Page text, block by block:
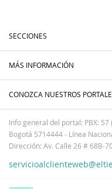
SECCIONES
MÁS INFORMACIÓN
CONOZCA NUESTROS
Info general del portal: PBX: 57
Bogotá 5714444 - Línea
Dirección: Av. Calle 26 # 68B-